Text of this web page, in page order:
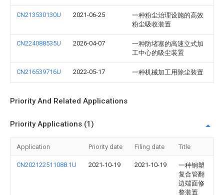
CN213530130U 2021-06-25
一种粉尘治理设施的高效
粉尘吸收装置
CN224088535U 2026-04-07
一种防堵塞的高速立式加
工中心的吸尘装置
CN216539716U 2022-05-17 一种机械加工用除尘装置
Priority And Related Applications
Priority Applications (1)
Application Priority date Filing date Title
CN202122511088.1U 2021-10-19 2021-10-19
一种钢塑
复合管翻
边端面修
整装置